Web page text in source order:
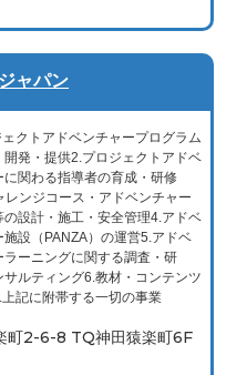
ャパン
クトアドベンチャープログラム
開発・提供2.プロジェクトアドベ
に関わる指導者の育成・研修
レンジコース・アドベンチャー
の設計・施工・安全管理4.アドベ
施設（PANZA）の運営5.アドベ
ラーニングに関する調査・研
サルティング6.教材・コンテンツ
記に附帯する一切の事業
町2-6-8 TQ神田猿楽町6F